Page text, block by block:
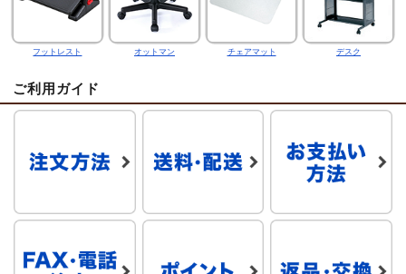
フットレスト オットマン チェアマット デスク
ご利用ガイド